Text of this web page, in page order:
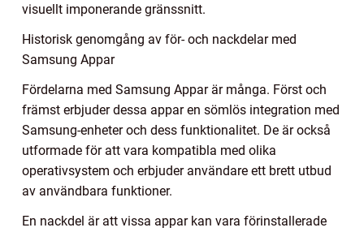
visuellt imponerande gränssnitt.
Historisk genomgång av för- och nackdelar med
Samsung Appar
Fördelarna med Samsung Appar är många. Först och
främst erbjuder dessa appar en sömlös integration med
Samsung-enheter och dess funktionalitet. De är också
utformade för att vara kompatibla med olika
operativsystem och erbjuder användare ett brett utbud
av användbara funktioner.
En nackdel är att vissa appar kan vara förinstallerade